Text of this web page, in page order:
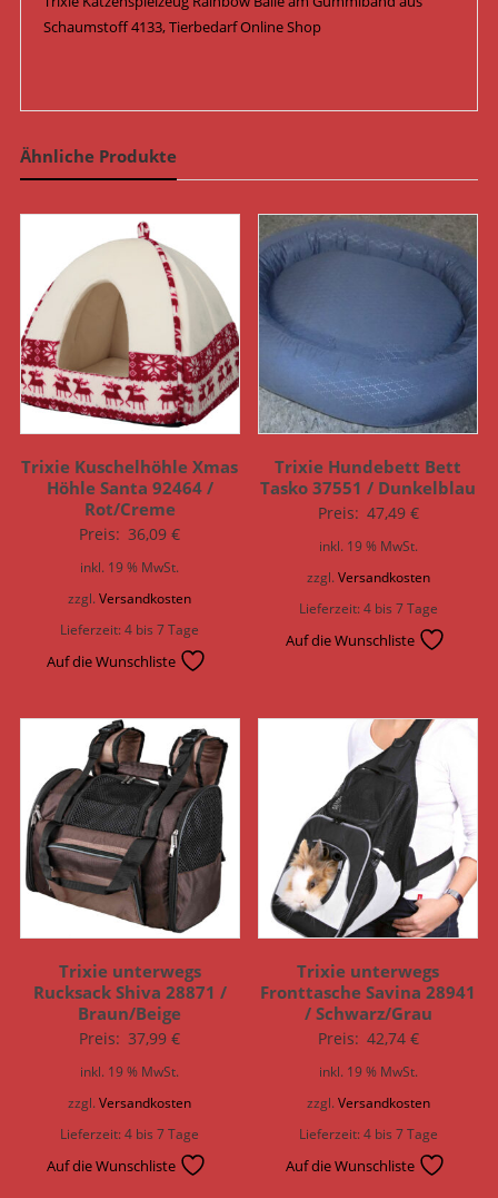
Schaumstoff 4133, Tierbedarf Online Shop
Ähnliche Produkte
Trixie Kuschelhöhle Xmas
Höhle Santa 92464 /
Rot/Creme
Preis: 36,09€
inkl. 19 % MwSt.
zzgl.Versandkosten
Lieferzeit:4 bis 7 Tage
Auf die Wunschliste
Trixie Hundebett Bett
Tasko 37551 / Dunkelblau
Preis: 47,49 €
inkl. 19 % MwSt.
zzgl. Versandkosten
Lieferzeit:4 bis 7 Tage
Auf die Wunschliste
Trixie unterwegs
Rucksack Shiva 28871 /
Braun/Beige
Preis: 37,99€
inkl. 19 % MwSt.
zzgl.Versandkosten
Lieferzeit:4 bis 7 Tage
Auf die Wunschliste
Trixie unterwegs
Fronttasche Savina 28941
/ Schwarz/Grau
Preis: 42,74 €
inkl. 19 % MwSt.
zzgl. Versandkosten
Lieferzeit:4 bis 7 Tage
Auf die Wunschliste